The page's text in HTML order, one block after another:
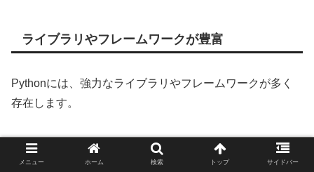
ライブラリやフレームワークが豊富
Pythonには、強力なライブラリやフレームワークが多く
存在します。
ライブラリとは、特定の機能を実現するためのプログラム
をまとめた部品集のようなもので、フレームワークは、ア
メニュー ホーム 検索 トップ サイドバー